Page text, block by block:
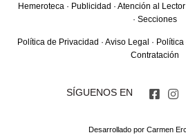
Hemeroteca · Publicidad · Atención al Lector
· Secciones
Política de Privacidad · Aviso Legal ·
Contratación
SÍGUENOS EN
Desarrollado porCarmen